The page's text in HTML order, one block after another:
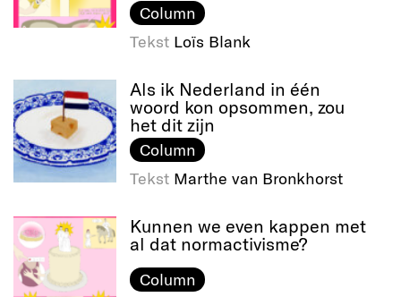
Column
Tekst Loïs Blank
Als ik Nederland in één
woord kon opsommen, zou
het dit zijn
Column
Tekst Marthe van Bronkhorst
Kunnen we even kappen met
al dat normactivisme?
Column